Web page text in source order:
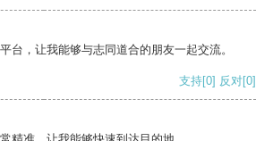
台，让我能够与志同道合的朋友一起交流。
支持[0] 反对[0]